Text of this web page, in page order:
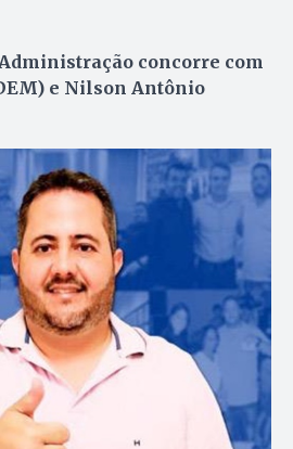
concorre com
e Nilson Antônio